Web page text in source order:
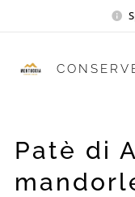
Patè di